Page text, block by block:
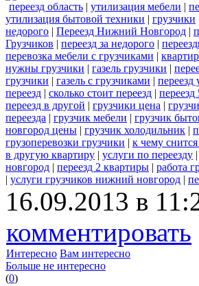
переезд область | утилизация мебели |
утилизация бытовой техники | грузчики
недорого | Переезд Нижний Новгород |
Грузчиков | переезд за недорого |
перевозка мебели с грузчиками |
нужны грузчики | газель грузчики |
грузчики | газель с грузчиками | переезд
переезд | сколько стоит переезд | переезд
переезд в другой | грузчики цена |
переезда | грузчик мебели | грузчик
новгород цены | грузчик холодильник |
грузоперевозки грузчики | к чему снится
в другую квартиру | услуги по переезду |
новгород | переезд 2 квартиры | работа
| услуги грузчиков нижний новгород |
16.09.2013 в
комментировать
Интересно Вам интересно
Больше не интересно
(0)